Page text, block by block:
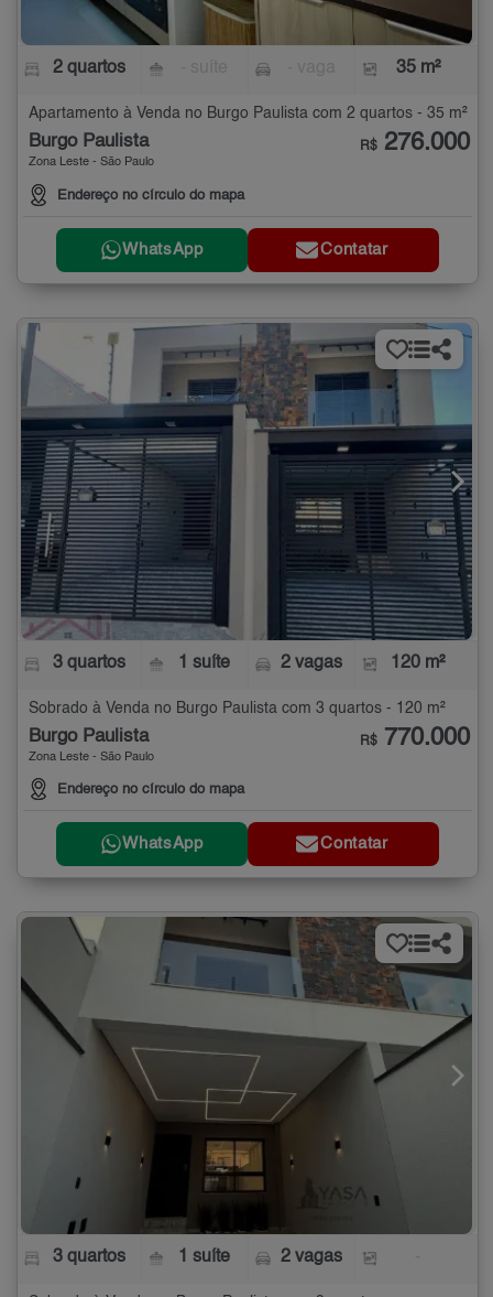
2 quartos 35 m²
Apartamento à Venda no Burgo Paulista com 2 quartos - 35 m²
Burgo Paulista
Zona Leste - São Paulo
Endereço no círculo do mapa
R$ 276.000
WhatsApp Contatar
3 quartos 1 suíte 2 vagas 120 m²
Sobrado à Venda no Burgo Paulista com 3 quartos - 120 m²
Burgo Paulista
Zona Leste - São Paulo
Endereço no círculo do mapa
R$ 770.000
WhatsApp Contatar
3 quartos 1 suíte 2 vagas